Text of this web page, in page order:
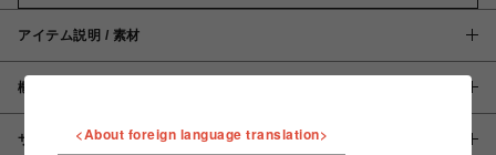
アイテム説明 / 素材
概要
サイズ <About foreign language translation>